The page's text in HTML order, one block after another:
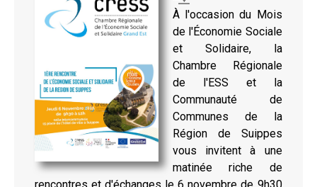
À l'occasion du Mois
de l'Économie Sociale
et Solidaire, la
Chambre Régionale
de l'ESS et la
Communauté de
Communes de la
Région de Suippes
vous invitent à une
matinée riche de